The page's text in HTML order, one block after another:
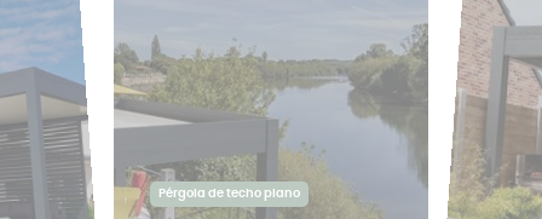
Pérgola de techo plano